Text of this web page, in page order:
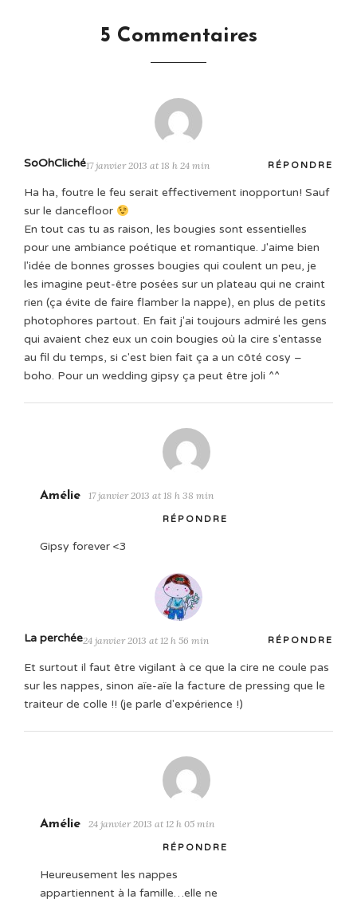
5 Commentaires
SoOhCliché17 janvier 2013 at 18 h 24 min RÉPONDRE
Ha ha, foutre le feu serait effectivement inopportun! Sauf
sur le dancefloor
En tout cas tu as raison, les bougies sont essentielles
pour une ambiance poétique et romantique. J'aime bien
l'idée de bonnes grosses bougies qui coulent un peu, je
les imagine peut-être posées sur un plateau qui ne craint
rien (ça évite de faire flamber la nappe), en plus de petits
photophores partout. En fait j'ai toujours admiré les gens
qui avaient chez eux un coin bougies où la cire s'entasse
au fil du temps, si c'est bien fait ça a un côté cosy –
boho. Pour un wedding gipsy ça peut être joli ^^
Amélie 17 janvier 2013 at 18 h 38 min
RÉPONDRE
Gipsy forever <3
La perchée24 janvier 2013 at 12 h 56 min RÉPONDRE
Et surtout il faut être vigilant à ce que la cire ne coule pas
sur les nappes, sinon aïe-aïe la facture de pressing que le
traiteur de colle !! (je parle d'expérience !)
Amélie 24 janvier 2013 at 12 h 05 min
RÉPONDRE
Heureusement les nappes
appartiennent à la famille…elle ne